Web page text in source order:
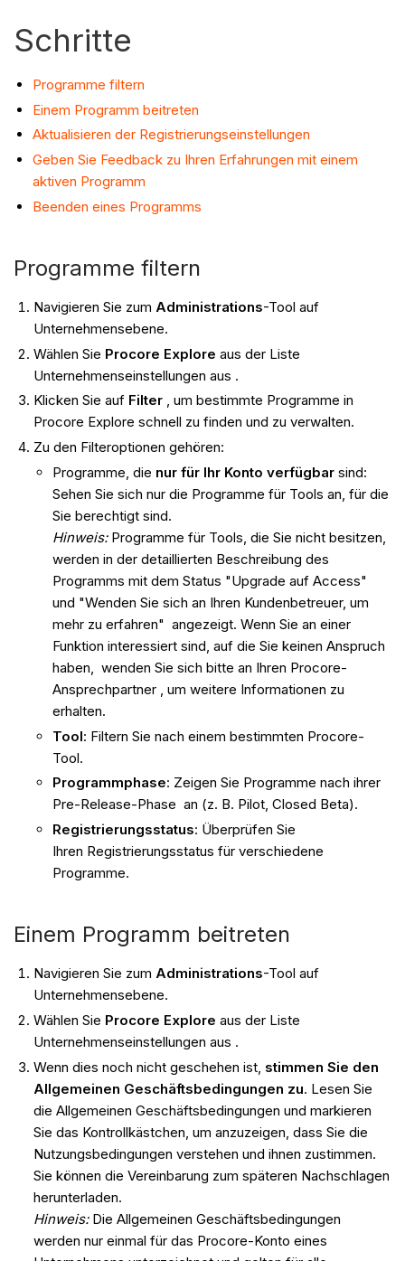
Schritte
Programme filtern
Einem Programm beitreten
Aktualisieren der Registrierungseinstellungen
Geben Sie Feedback zu Ihren Erfahrungen mit einem
aktiven Programm
Beenden eines Programms
Programme filtern
Navigieren Sie zum Administrations-Tool auf
Unternehmensebene.
Wählen Sie Procore Explore aus der Liste
Unternehmenseinstellungen aus .
Klicken Sie auf Filter , um bestimmte Programme in
Procore Explore schnell zu finden und zu verwalten.
Zu den Filteroptionen gehören:
Programme, die nur für Ihr Konto verfügbar sind:
Sehen Sie sich nur die Programme für Tools an, für die
Sie berechtigt sind.
Hinweis: Programme für Tools, die Sie nicht besitzen,
werden in der detaillierten Beschreibung des
Programms mit dem Status "Upgrade auf Access"
und "Wenden Sie sich an Ihren Kundenbetreuer, um
mehr zu erfahren" angezeigt. Wenn Sie an einer
Funktion interessiert sind, auf die Sie keinen Anspruch
haben, wenden Sie sich bitte an Ihren Procore-
Ansprechpartner , um weitere Informationen zu
erhalten.
Tool: Filtern Sie nach einem bestimmten Procore-
Tool.
Programmphase: Zeigen Sie Programme nach ihrer
Pre-Release-Phase an (z. B. Pilot, Closed Beta).
Registrierungsstatus: Überprüfen Sie
Ihren Registrierungsstatus für verschiedene
Programme.
Einem Programm beitreten
Navigieren Sie zum Administrations-Tool auf
Unternehmensebene.
Wählen Sie Procore Explore aus der Liste
Unternehmenseinstellungen aus .
Wenn dies noch nicht geschehen ist, stimmen Sie den
Allgemeinen Geschäftsbedingungen zu. Lesen Sie
die Allgemeinen Geschäftsbedingungen und markieren
Sie das Kontrollkästchen, um anzuzeigen, dass Sie die
Nutzungsbedingungen verstehen und ihnen zustimmen.
Sie können die Vereinbarung zum späteren Nachschlagen
herunterladen.
Hinweis:Die Allgemeinen Geschäftsbedingungen
werden nur einmal für das Procore-Konto eines